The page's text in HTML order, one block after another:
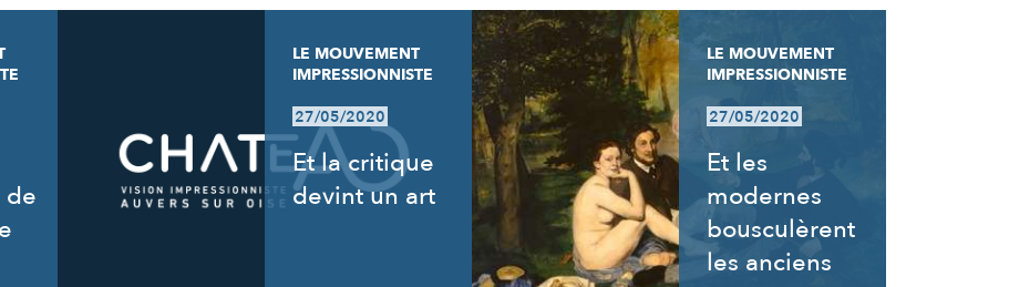
de
LE MOUVEMENT
IMPRESSIONNISTE
27/05/2020
Et la critique
devint un art
LE MOUVEMENT
IMPRESSIONNISTE
27/05/2020
Et les
modernes
bousculèrent
les anciens